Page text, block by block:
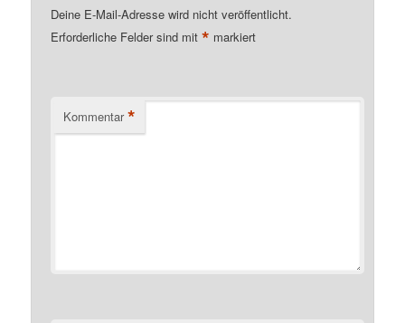
Deine E-Mail-Adresse wird nicht veröffentlicht.
Erforderliche Felder sind mit* markiert
Kommentar *